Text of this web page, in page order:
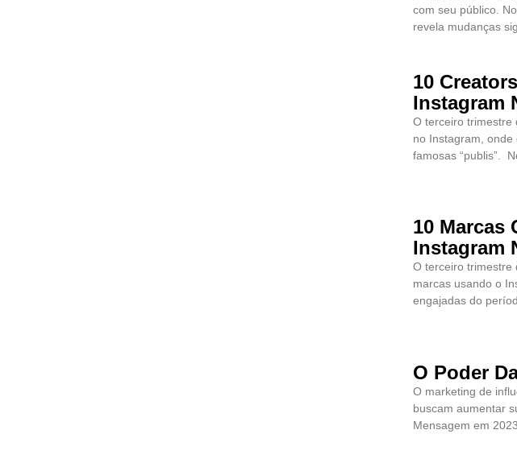
com seu público.
revela mudanças
10
Instagram
O terceiro trimestre
no Instagram,
famosas “publis”.
10 Marcas
Instagram
O terceiro trimestre
marcas usando o
engajadas do
O Poder
O marketing de
buscam aumentar
Mensagem em